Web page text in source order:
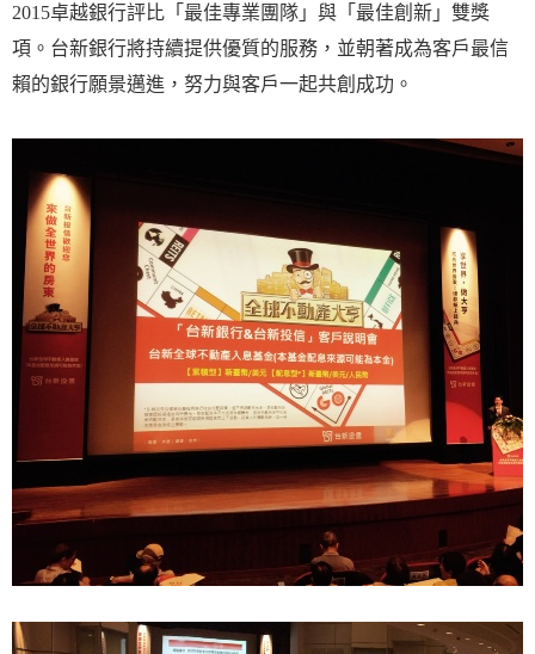
2015卓越銀行評比「最佳專業團隊」與「最佳創新」雙獎
項。台新銀行將持續提供優質的服務，並朝著成為客戶最信
賴的銀行願景邁進，努力與客戶一起共創成功。